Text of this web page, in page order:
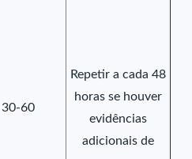
30-60
Repetir a cada 48
horas se houver
evidências
adicionais de